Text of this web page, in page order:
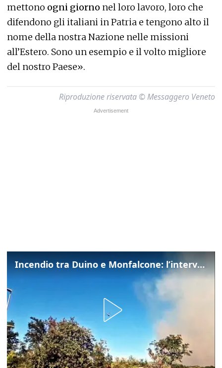
mettono ogni giorno nel loro lavoro, loro che
difendono gli italiani in Patria e tengono alto il
nome della nostra Nazione nelle missioni
all’Estero. Sono un esempio e il volto migliore
del nostro Paese».
Riproduzione riservata © Messaggero Veneto
Incendio tra Duino e Monfalcone: l’intervento dei vigili del fuoco